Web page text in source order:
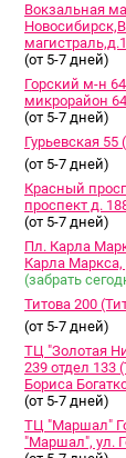
Вокзальная
(от 5-7 дней)
Горский м-н
микрорайон
(от 5-7 дней)
Гурьевская 55
(от 5-7 дней)
Красный
проспект д.
(от 5-7 дней)
Пл. Карла
Карла
(забрать
Титова 200
(от 5-7 дней)
ТЦ "Золотая
239 отдел 133
Бориса
(от 5-7 дней)
ТЦ "Маршал"
"Маршал", ул.